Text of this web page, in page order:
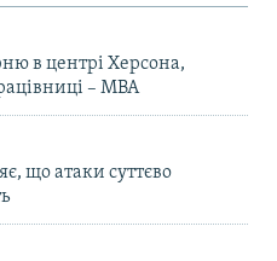
в центрі Херсона,
– МВА
що атаки суттєво